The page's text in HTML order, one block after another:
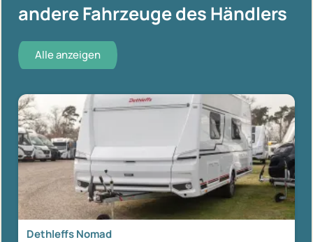
andere Fahrzeuge des Händlers
Alle anzeigen
Dethleffs Nomad